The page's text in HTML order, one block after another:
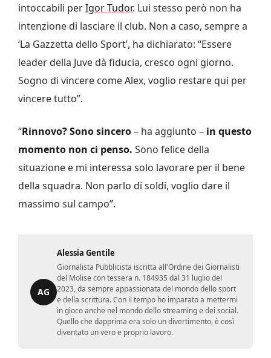
intoccabili perIgor Tudor. Lui stesso però non ha
intenzione di lasciare il club. Non a caso, sempre a
‘La Gazzetta dello Sport’, ha dichiarato: “Essere
leader della Juve dà fiducia, cresco ogni giorno.
Sogno di vincere come Alex, voglio restare qui per
vincere tutto”.
“Rinnovo? Sono sincero– ha aggiunto – in questo
momento non ci penso. Sono felice della
situazione e mi interessa solo lavorare per il bene
della squadra. Non parlo di soldi, voglio dare il
massimo sul campo”.
AG
Alessia Gentile
Giornalista Pubblicista iscritta all'Ordine dei Giornalisti
del Molise con tessera n. 184935 dal 31 luglio del
2023, da sempre appassionata del mondo dello sport
e della scrittura. Con il tempo ho imparato a mettermi
in gioco anche nel mondo dello streaming e dei social.
Quello che dapprima era solo un divertimento, è così
diventato un vero e proprio lavoro.